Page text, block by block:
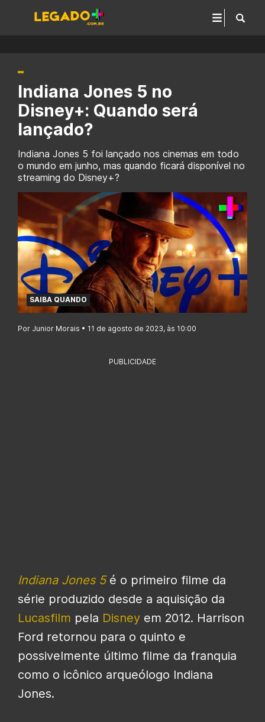
Indiana Jones 5 no
Disney+: Quando será
lançado?
Indiana Jones 5 foi lançado nos cinemas em todo
o mundo em junho, mas quando ficará disponível no
streaming do Disney+?
SAIBA QUANDO
Por Junior Morais • 11 de agosto de 2023, às 10:00
PUBLICIDADE
Indiana Jones 5é o primeiro filme da
série produzido desde a aquisição da
Lucasfilm pela Disney em 2012. Harrison
Ford retornou para o quinto e
possivelmente último filme da franquia
como o icônico arqueólogo Indiana
Jones.